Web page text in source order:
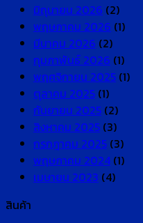
มิถุนายน 2026 (2)
พฤษภาคม 2026 (1)
มีนาคม 2026 (2)
กุมภาพันธ์ 2026 (1)
พฤศจิกายน 2025 (1)
ตุลาคม 2025 (1)
กันยายน 2025 (2)
สิงหาคม 2025 (3)
กรกฎาคม 2025 (3)
พฤษภาคม 2024 (1)
เมษายน 2023 (4)
สินค้า